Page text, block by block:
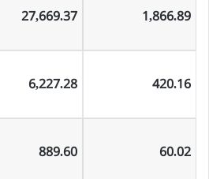
1,866.89
27,669.37
420.16
6,227.28
60.02
889.60